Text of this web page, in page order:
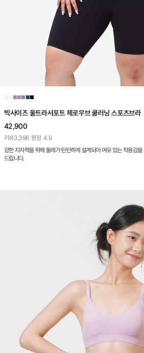
■ ■■■■■
빅사이즈 울트라서포트 제로무브 쿨러닝 스포츠브라
42,900
리뷰3,396 평점 4.9
강한 지지력을 위해 둘레가 탄탄하게 설계되어 여유 있는 착용감
드립니다.